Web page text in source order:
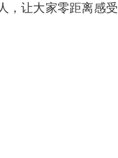
，让大家零距离感受